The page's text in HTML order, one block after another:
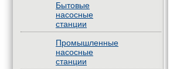
Бытовые
насосные
станции
Промышленные
насосные
станции